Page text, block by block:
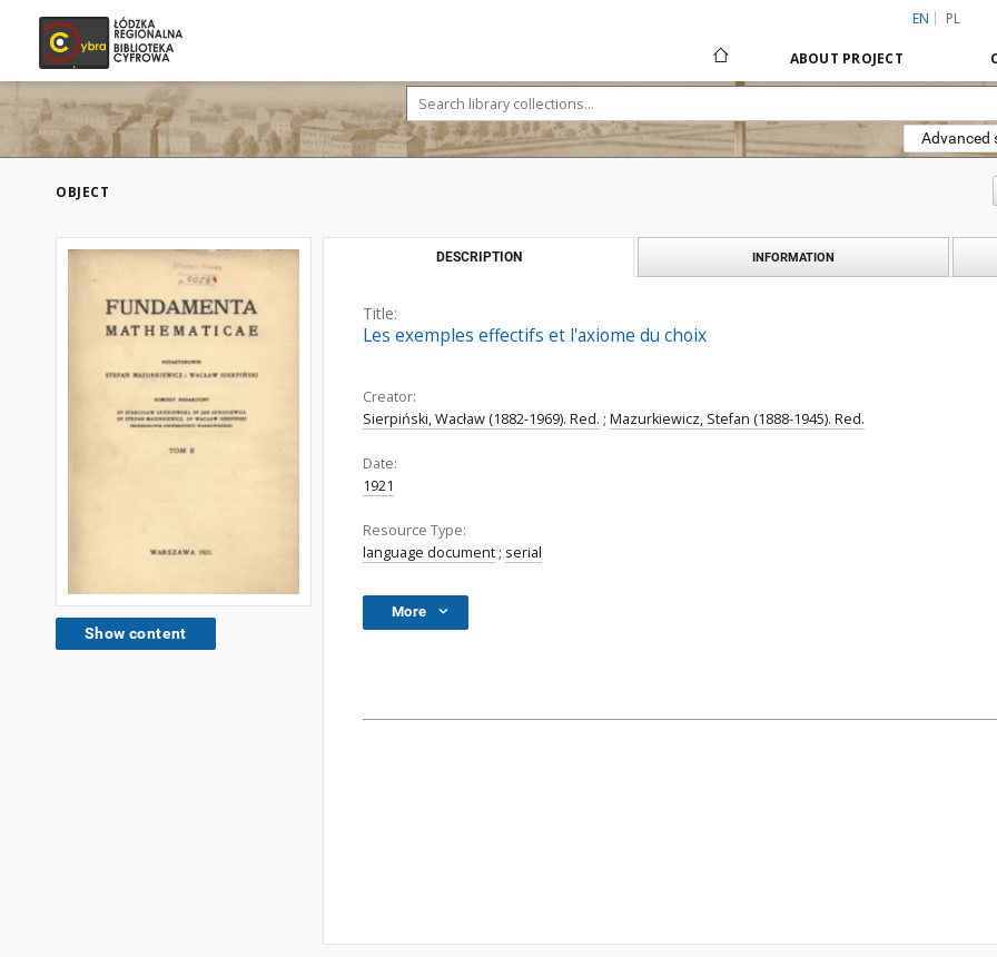
EN PL
ABOUT PROJECT
Advanced
OBJECT
Show content
DESCRIPTION INFORMATION
Title:
Les exemples effectifs et l'axiome du choix
Creator:
Sierpiński, Wacław (1882-1969). Red. ; Mazurkiewicz, Stefan (1888-1945). Red.
Date:
1921
Resource Type:
language document ; serial
More